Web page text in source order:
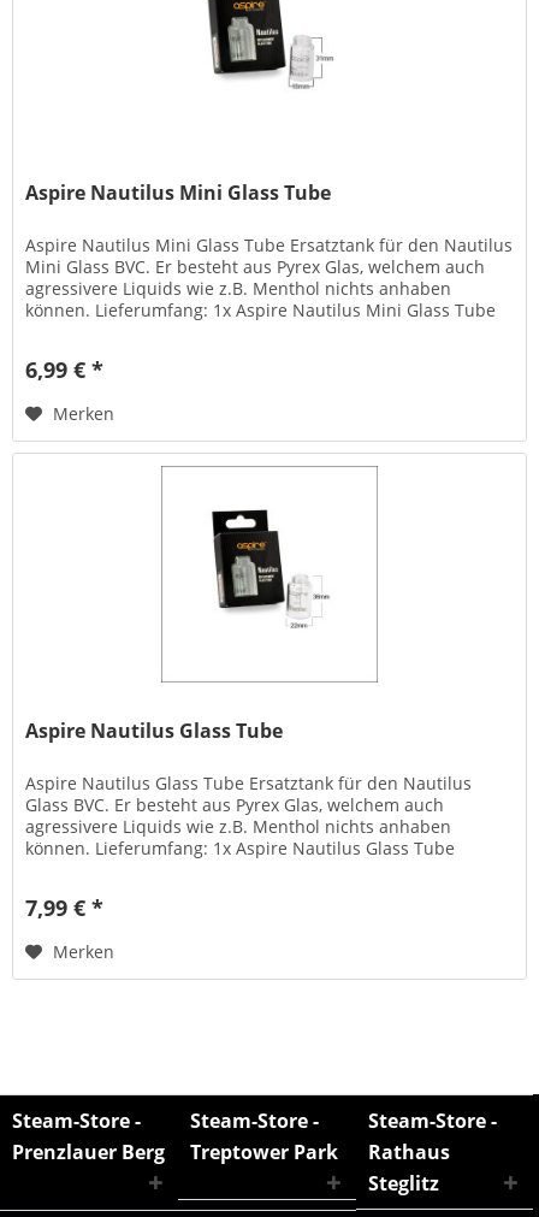
Aspire Nautilus Mini Glass Tube
Aspire Nautilus Mini Glass Tube Ersatztank für den Nautilus
Mini Glass BVC. Er besteht aus Pyrex Glas, welchem auch
agressivere Liquids wie z.B. Menthol nichts anhaben
können. Lieferumfang: 1x Aspire Nautilus Mini Glass Tube
6,99 € *
Merken
Aspire Nautilus Glass Tube
Aspire Nautilus Glass Tube Ersatztank für den Nautilus
Glass BVC. Er besteht aus Pyrex Glas, welchem auch
agressivere Liquids wie z.B. Menthol nichts anhaben
können. Lieferumfang: 1x Aspire Nautilus Glass Tube
7,99 € *
Merken
Steam-Store -
Prenzlauer Berg
Steam-Store -
Treptower Park
Steam-Store -
Rathaus
Steglitz